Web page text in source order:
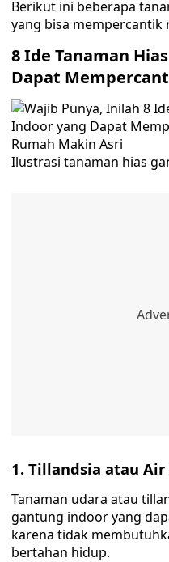
Berikut ini beberapa
yang bisa
8 Ide Tanaman
Dapat
Ilustrasi tanaman hias
1. Tillandsia atau
Tanaman udara atau
gantung indoor yang
karena tidak
bertahan hidup.